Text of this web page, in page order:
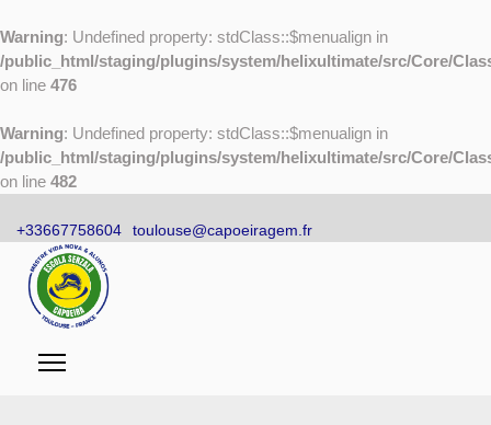
Warning: Undefined property: stdClass::$menualign in
/public_html/staging/plugins/system/helixultimate/src/Core/
on line 476
Warning: Undefined property: stdClass::$menualign in
/public_html/staging/plugins/system/helixultimate/src/Core/
on line 482
+33667758604 toulouse@capoeiragem.fr